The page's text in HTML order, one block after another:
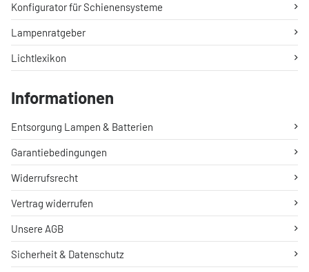
Konfigurator für Schienensysteme
Lampenratgeber
Lichtlexikon
Informationen
Entsorgung Lampen & Batterien
Garantiebedingungen
Widerrufsrecht
Vertrag widerrufen
Unsere AGB
Sicherheit & Datenschutz